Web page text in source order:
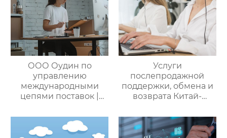
ООО Оудин по
управлению
международными
цепями поставок |
услуги
посреднических
Услуги
послепродажной
поддержки, обмена и
возврата Китай-
по управлению
международными